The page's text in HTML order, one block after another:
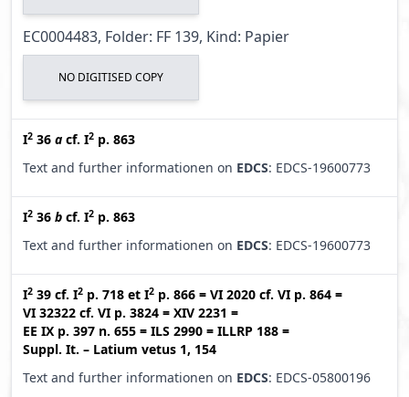
EC0004483, Folder: FF 139, Kind: Papier
NO DIGITISED COPY
I2 36 a cf. I2 p. 863
Text and further informationen on EDCS: EDCS-19600773
I2 36 b cf. I2 p. 863
Text and further informationen on EDCS: EDCS-19600773
I2 39 cf. I2 p. 718 et I2 p. 866 = VI 2020 cf. VI p. 864 =
VI 32322 cf. VI p. 3824 = XIV 2231 =
EE IX p. 397 n. 655 = ILS 2990 = ILLRP 188 =
Suppl. It. – Latium vetus 1, 154
Text and further informationen on EDCS: EDCS-05800196